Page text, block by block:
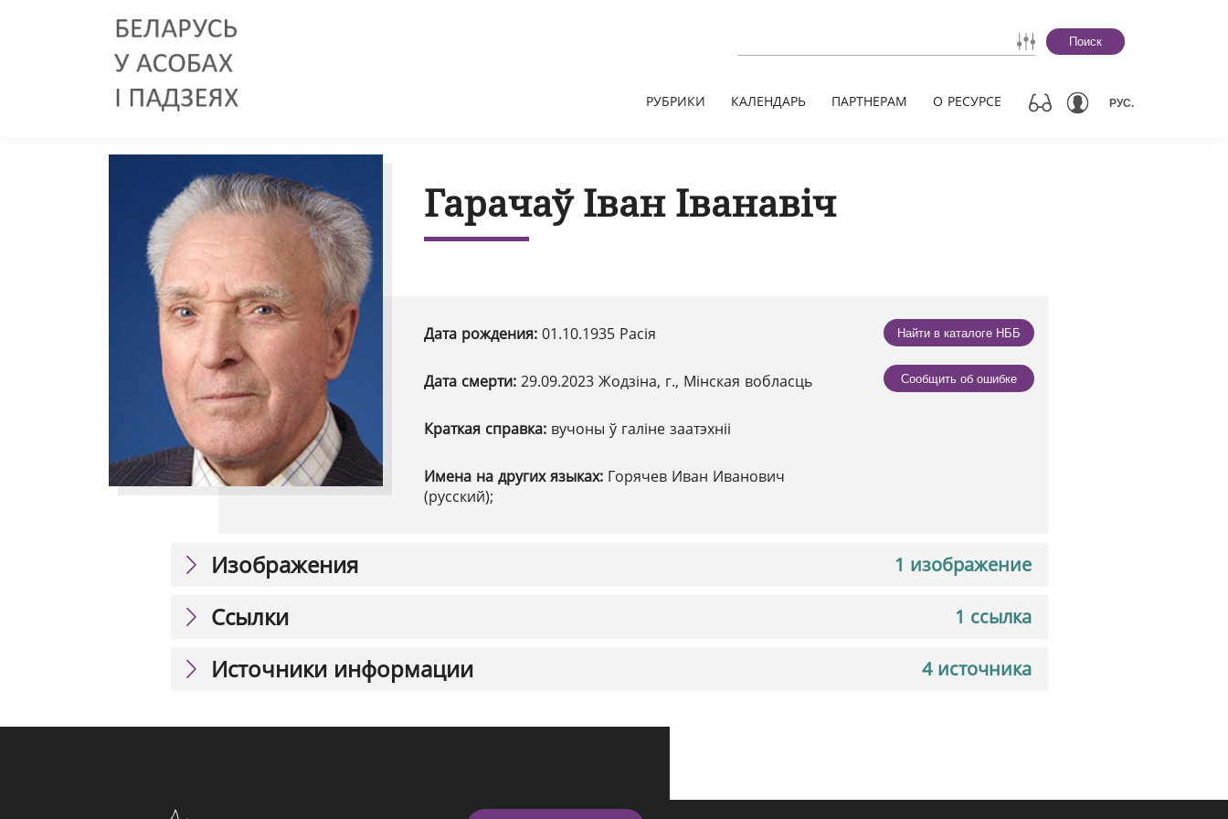
Поиск
РУБРИКИ КАЛЕНДАРЬ ПАРТНЕРАМ О РЕСУРСЕ РУС.
Гарачаў Іван Іванавіч
Дата рождения: 01.10.1935 Расія
Дата смерти: 29.09.2023 Жодзіна, г., Мінская вобласць
Краткая справка: вучоны ў галіне заатэхніі
Имена на других языках: Горячев Иван Иванович
(русский);
Найти в каталоге НББ
Сообщить об ошибке
1 изображение
Изображения
1 ссылка
Ссылки
4 источника
Источники информации